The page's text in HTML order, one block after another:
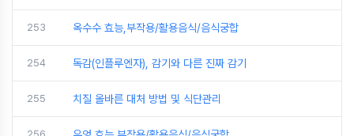
253 옥수수 효능,부작용/활용음식/음식궁합
254 독감(인플루엔자), 감기와 다른 진짜 감기
255 치질 올바른 대처 방법 및 식단관리